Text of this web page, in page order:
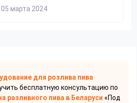
05 марта 2024
для розлива пива
бесплатную консультацию по
разливного пива в Беларуси «Под